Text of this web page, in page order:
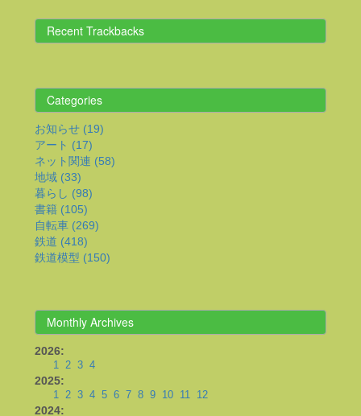
Recent Trackbacks
Categories
お知らせ (19)
アート (17)
ネット関連 (58)
地域 (33)
暮らし (98)
書籍 (105)
自転車 (269)
鉄道 (418)
鉄道模型 (150)
Monthly Archives
2026:
1 2 3 4
2025:
1 2 3 4 5 6 7 8 9 10 11 12
2024: